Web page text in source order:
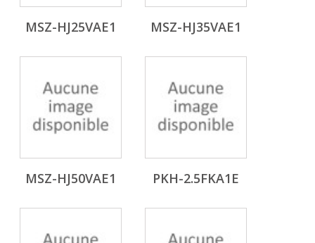
MSZ-HJ25VAE1 MSZ-HJ35VAE1
MSZ-HJ50VAE1 PKH-2.5FKA1E